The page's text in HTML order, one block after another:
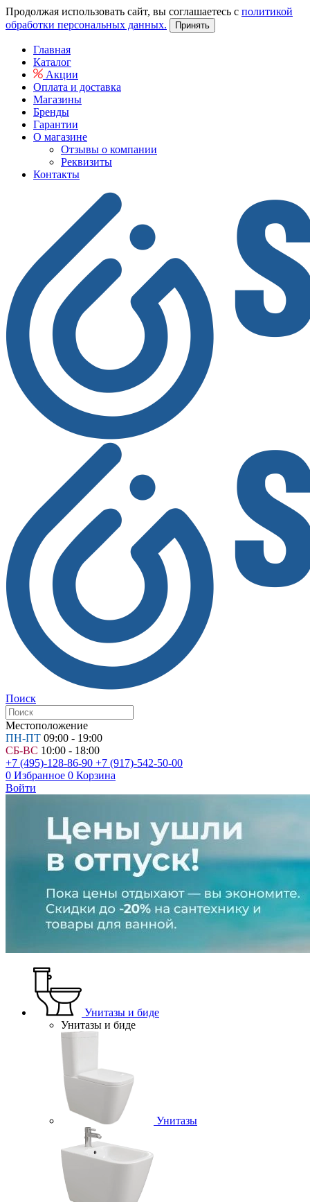
Продолжая использовать сайт, вы соглашаетесь с политикой
обработки персональных данных.
Принять
Главная
Каталог
Акции
Оплата и доставка
Магазины
Бренды
Гарантии
О магазине
Отзывы о компании
Реквизиты
Контакты
Поиск
Местоположение
ПН-ПТ 09:00 - 19:00
СБ-ВС 10:00 - 18:00
+7 (495)-128-86-90 +7 (917)-542-50-00
0 Избранное 0 Корзина
Войти
Унитазы и биде
Унитазы и биде
Унитазы